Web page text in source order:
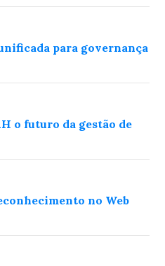
para governança
o futuro da gestão de
no Web